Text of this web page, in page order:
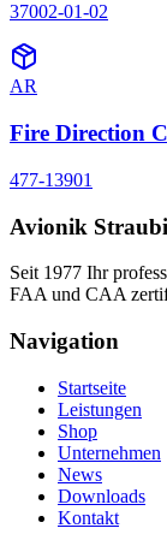
37002-01-02
AR
Fire Direction
477-13901
Avionik
Seit 1977 Ihr
FAA und CAA
Navigation
Startseite
Leistungen
Shop
Unternehmen
News
Downloads
Kontakt